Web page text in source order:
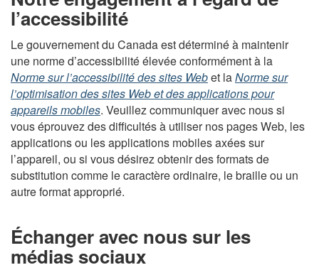
l’accessibilité
Le gouvernement du Canada est déterminé à maintenir
une norme d’accessibilité élevée conformément à la
Norme sur l’accessibilité des sites Webet laNorme sur
l’optimisation des sites Web et des applications pour
appareils mobiles. Veuillez communiquer avec nous si
vous éprouvez des difficultés à utiliser nos pages Web, les
applications ou les applications mobiles axées sur
l’appareil, ou si vous désirez obtenir des formats de
substitution comme le caractère ordinaire, le braille ou un
autre format approprié.
Échanger avec nous sur les
médias sociaux